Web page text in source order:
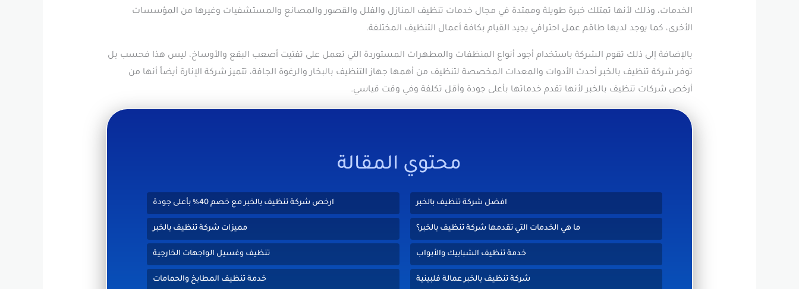
الخدمات، وذلك لأنها تمتلك خبرة طويلة وممتدة في مجال خدمات تنظيف المنازل والفلل والقصور والمصانع والمستشفيات وغيرها من المؤسسات
الأخرى، كما يوجد لديها طاقم عمل احترافي يجيد القيام بكافة أعمال التنظيف المختلفة.
بالإضافة إلى ذلك تقوم الشركة باستخدام أجود أنواع المنظفات والمطهرات المستوردة التي تعمل على تفتيت أصعب البقع والأوساخ، ليس هذا فحسب بل
توفر شركة تنظيف بالخبر أحدث الأدوات والمعدات المخصصة لتنظيف من أهمها جهاز التنظيف بالبخار والرغوة الجافة، تتميز شركة الإنارة أيضاً أنها من
أرخص شركات تنظيف بالخبر لأنها تقدم خدماتها بأعلى جودة وأقل تكلفة وفي وقت قياسي.
محتوي المقالة
ارخص شركة تنظيف بالخبر مع خصم 40% بأعلى جودة افضل شركة تنظيف بالخبر
مميزات شركة تنظيف بالخبر ما هي الخدمات التي تقدمها شركة تنظيف بالخبر؟
تنظيف وغسيل الواجهات الخارجية خدمة تنظيف الشبابيك والأبواب
خدمة تنظيف المطابخ والحمامات شركة تنظيف بالخبر عمالة فلبينية